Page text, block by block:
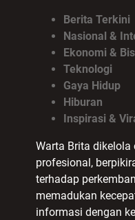
Berita Terkini
Nasional &
Ekonomi &
Teknologi
Gaya Hidup
Hiburan
Inspirasi &
Warta Brita
profesional,
terhadap
memadukan
informasi dengan